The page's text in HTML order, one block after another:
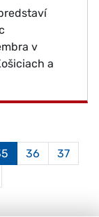
v
a
Aktuálna
stránka
36
37